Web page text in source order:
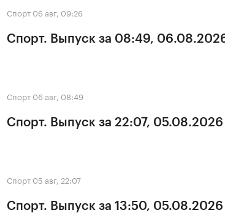
Спорт 06 авг, 09:26
Спорт. Выпуск за 08:49,
Спорт 06 авг, 08:49
Спорт. Выпуск за 22:07, 05.08.2026
Спорт 05 авг, 22:07
Спорт. Выпуск за 13:50, 05.08.2026